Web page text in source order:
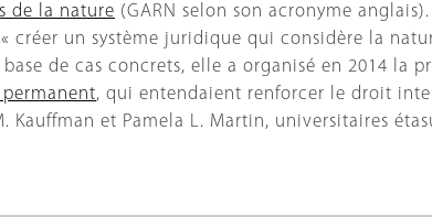
de la nature (GARN selon son acronyme
créer un système juridique qui considère la
de cas concrets, elle a organisé en 2014 la
permanent, qui entendaient renforcer le droit
et Pamela L. Martin, universitaires